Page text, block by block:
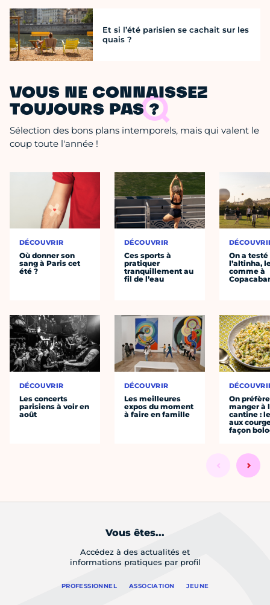
Et si l’été parisien se cachait sur les
quais ?
VOUS NE CONNAISSEZ
TOUJOURS PAS ?
Sélection des bons plans intemporels, mais qui valent le
coup toute l'année !
DÉCOUVRIR
Où donner son
sang à Paris cet
été ?
DÉCOUVRIR
Les concerts
parisiens à voir en
août
DÉCOUVRIR
Ces sports à
pratiquer
tranquillement au
fil de l’eau
DÉCOUVRIR
Les meilleures
expos du moment
à faire en famille
On a testé
l’altinha,
comme à
On préfère
manger à
cantine :
aux
façon
Vous êtes...
Accédez à des actualités et
informations pratiques par profil
PROFESSIONNEL ASSOCIATION JEUNE